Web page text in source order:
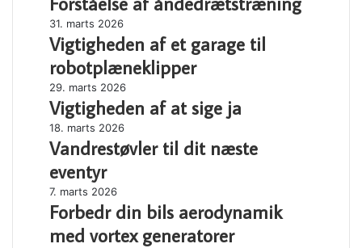
din
næste
flytning
Vigtigheden
af
garage
til
robotplæneklipper
31. marts 2026
Vigtigheden af et garage til
robotplæneklipper
Vigtigheden
af
ja
29. marts 2026
Vigtigheden af at sige ja
Vandrestøvler
til
næste
eventyr
18. marts 2026
Vandrestøvler til dit næste
eventyr
Forbedr
din
aerodynamik
7. marts 2026
Forbedr din bils aerodynamik
med vortex generatorer